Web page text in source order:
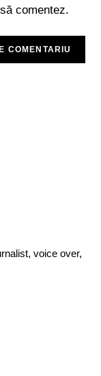
comentez.
voice over,